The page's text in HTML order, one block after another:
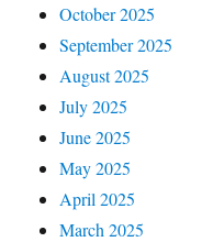
October 2025
September 2025
August 2025
July 2025
June 2025
May 2025
April 2025
March 2025